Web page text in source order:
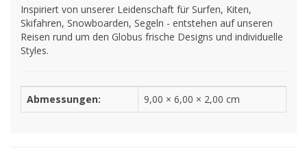
Inspiriert von unserer Leidenschaft für Surfen, Kiten,
Skifahren, Snowboarden, Segeln - entstehen auf unseren
Reisen rund um den Globus frische Designs und individuelle
Styles.
Abmessungen: 9,00 × 6,00 × 2,00 cm